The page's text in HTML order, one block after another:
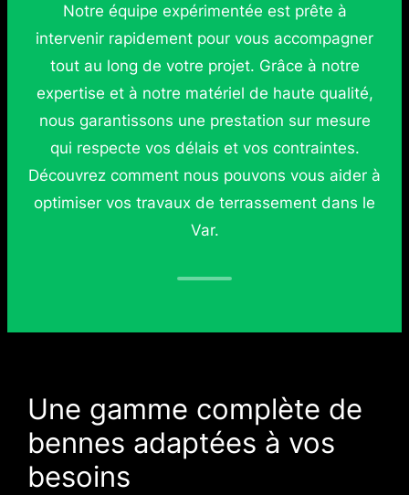
Notre équipe expérimentée est prête à
intervenir rapidement pour vous accompagner
tout au long de votre projet. Grâce à notre
expertise et à notre matériel de haute qualité,
nous garantissons une prestation sur mesure
qui respecte vos délais et vos contraintes.
Découvrez comment nous pouvons vous aider à
optimiser vos travaux de terrassement dans le
Var.
Une gamme complète de
bennes adaptées à vos
besoins